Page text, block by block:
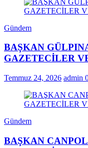
Gündem
BAŞKAN
GAZETECİLER
Temmuz 24, 2026 admin
Gündem
BAŞKAN